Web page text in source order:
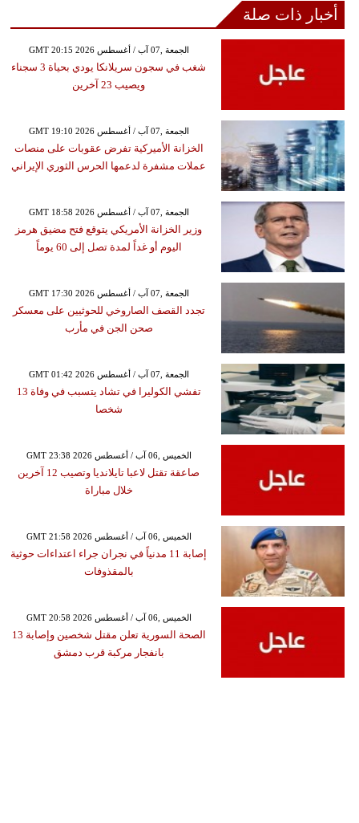
أخبار ذات صلة
GMT 20:15 2026 الجمعة ,07 آب / أغسطس
شغب في سجون سريلانكا يودي بحياة 3 سجناء
ويصيب 23 آخرين
GMT 19:10 2026 الجمعة ,07 آب / أغسطس
الخزانة الأميركية تفرض عقوبات على منصات
عملات مشفرة لدعمها الحرس الثوري الإيراني
GMT 18:58 2026 الجمعة ,07 آب / أغسطس
وزير الخزانة الأمريكي يتوقع فتح مضيق هرمز
اليوم أو غداً لمدة تصل إلى 60 يوماً
GMT 17:30 2026 الجمعة ,07 آب / أغسطس
تجدد القصف الصاروخي للحوثيين على معسكر
صحن الجن في مأرب
GMT 01:42 2026 الجمعة ,07 آب / أغسطس
تفشي الكوليرا في تشاد يتسبب في وفاة 13
شخصا
GMT 23:38 2026 الخميس ,06 آب / أغسطس
صاعقة تقتل لاعبا تايلانديا وتصيب 12 آخرين
خلال مباراة
GMT 21:58 2026 الخميس ,06 آب / أغسطس
إصابة 11 مدنياً في نجران جراء اعتداءات حوثية
بالمقذوفات
GMT 20:58 2026 الخميس ,06 آب / أغسطس
الصحة السورية تعلن مقتل شخصين وإصابة 13
بانفجار مركبة قرب دمشق